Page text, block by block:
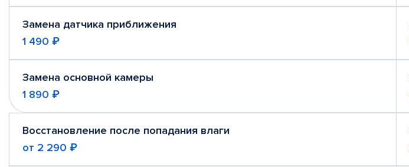
Замена датчика приближения
1 490 ₽
Замена основной камеры
1 890 ₽
Восстановление после попадания влаги
от 2 290 ₽